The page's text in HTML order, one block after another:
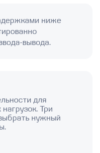
ниже
вывода.
для
Три
нужный